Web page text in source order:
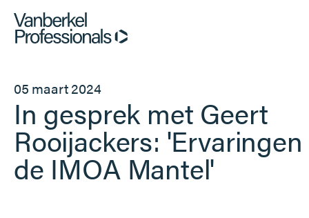
Professionals
Opdrachtgevers
Dienstverlening
05 maart 2024
In gesprek met Geert
Rooijackers:
de IMOA Mantel'